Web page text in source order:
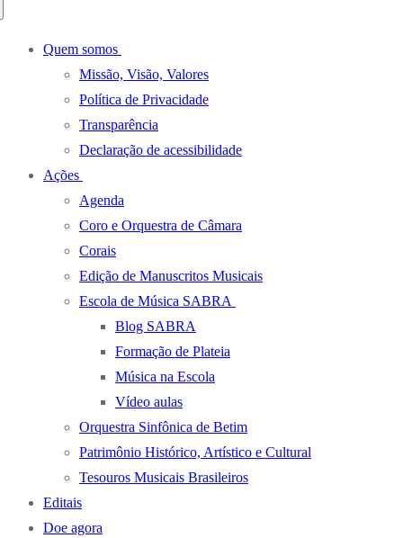
Quem somos
Missão, Visão, Valores
Política de Privacidade
Transparência
Declaração de acessibilidade
Ações
Agenda
Coro e Orquestra de Câmara
Corais
Edição de Manuscritos Musicais
Escola de Música SABRA
Blog SABRA
Formação de Plateia
Música na Escola
Vídeo aulas
Orquestra Sinfônica de Betim
Patrimônio Histórico, Artístico e Cultural
Tesouros Musicais Brasileiros
Editais
Doe agora